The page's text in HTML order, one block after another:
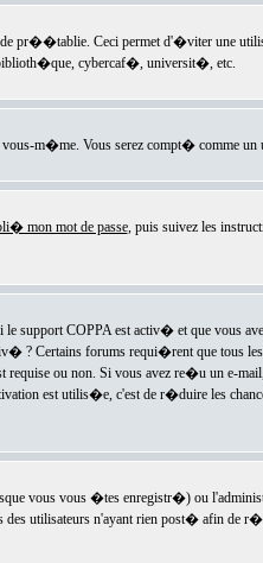
pr��tablie. Ceci permet d'�viter une
biblioth�que, cybercaf�, universit�, etc.
m�me. Vous serez compt� comme un
mon mot de passe, puis suivez les
support COPPA est activ� et que vous
? Certains forums requi�rent que tous
ou non. Si vous avez re�u un e-
est utilis�e, c'est de r�duire les
vous vous �tes enregistr�) ou
utilisateurs n'ayant rien post� afin de